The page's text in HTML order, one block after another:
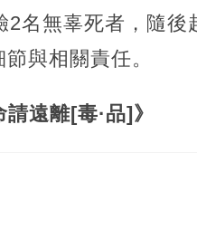
名無辜死者，隨後
與相關責任。
遠離[毒·品]》